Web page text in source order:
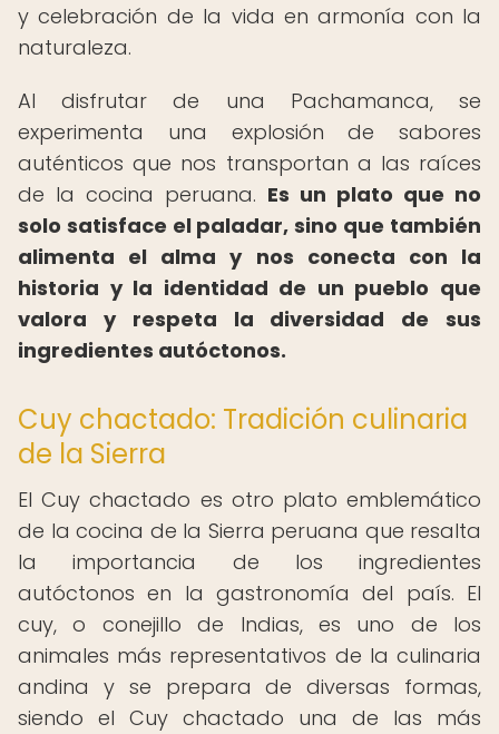
y celebración de la vida en armonía con la
naturaleza.
Al disfrutar de una Pachamanca, se
experimenta una explosión de sabores
auténticos que nos transportan a las raíces
de la cocina peruana. Es un plato que no
solo satisface el paladar, sino que también
alimenta el alma y nos conecta con la
historia y la identidad de un pueblo que
valora y respeta la diversidad de sus
ingredientes autóctonos.
Cuy chactado: Tradición culinaria
de la Sierra
El Cuy chactado es otro plato emblemático
de la cocina de la Sierra peruana que resalta
la importancia de los ingredientes
autóctonos en la gastronomía del país. El
cuy, o conejillo de Indias, es uno de los
animales más representativos de la culinaria
andina y se prepara de diversas formas,
siendo el Cuy chactado una de las más